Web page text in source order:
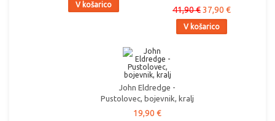
V košarico
41,90 €37,90 €
V košarico
John Eldredge -
Pustolovec, bojevnik, kralj
19,90 €